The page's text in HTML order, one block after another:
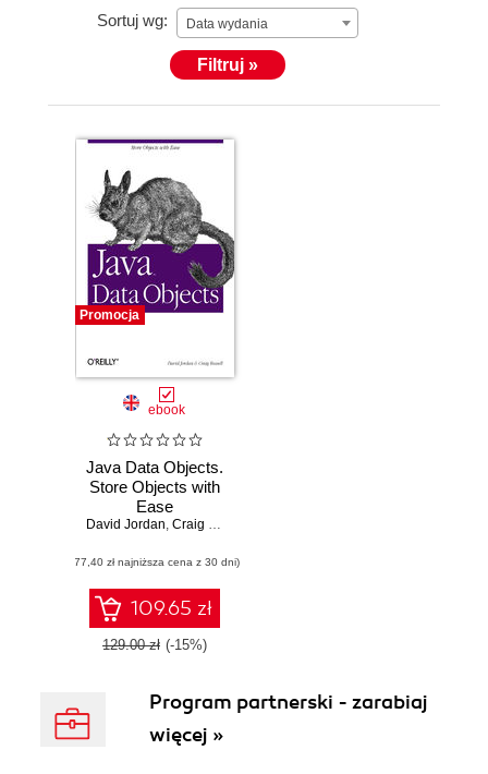
Sortuj wg: Data wydania
Filtruj »
Promocja
ebook
Java Data Objects.
Store Objects with
Ease
David Jordan, Craig Russell
(77,40 zł najniższa cena z 30 dni)
109.65 zł
129.00 zł (-15%)
Program partnerski - zarabiaj
więcej »